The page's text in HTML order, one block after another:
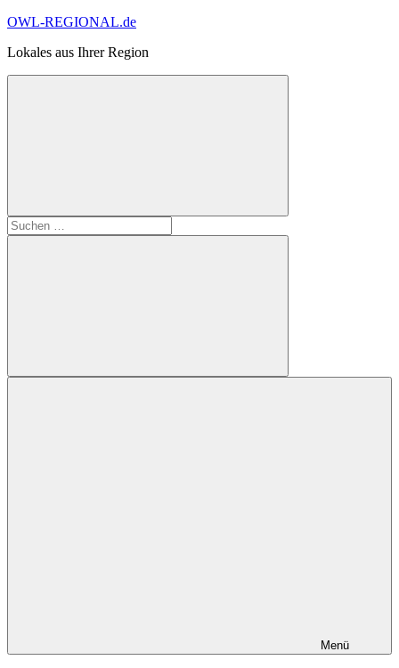
Zum
springen
OWL-REGIONAL.de
Lokales aus Ihrer Region
Suchformular
öffnen
Suchen
nach:
Suchen
Menü